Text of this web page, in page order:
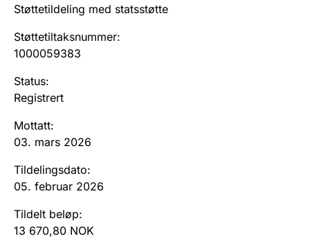
Ektepaktveileder
Andre tema
Støttetildeling med statsstøtte
Støttetiltaksnummer:
1000059383
Status:
Registrert
Mottatt:
03. mars 2026
Tildelingsdato:
05. februar 2026
Tildelt beløp:
13 670,80 NOK